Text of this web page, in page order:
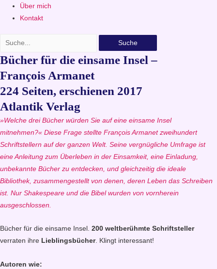
Über mich
Kontakt
Suche
Bücher für die einsame Insel –
François Armanet
224 Seiten, erschienen 2017
Atlantik Verlag
»Welche drei Bücher würden Sie auf eine einsame Insel
mitnehmen?« Diese Frage stellte François Armanet zweihundert
Schriftstellern auf der ganzen Welt. Seine vergnügliche Umfrage ist
eine Anleitung zum Überleben in der Einsamkeit, eine Einladung,
unbekannte Bücher zu entdecken, und gleichzeitig die ideale
Bibliothek, zusammengestellt von denen, deren Leben das Schreiben
ist. Nur Shakespeare und die Bibel wurden von vornherein
ausgeschlossen.
Bücher für die einsame Insel. 200 weltberühmte Schriftsteller
verraten ihre Lieblingsbücher. Klingt interessant!
Autoren wie: